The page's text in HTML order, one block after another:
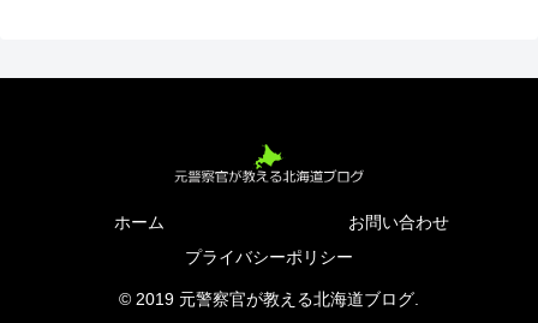
ホーム
お問い合わせ
プライバシーポリシー
© 2019 元警察官が教える北海道ブログ.